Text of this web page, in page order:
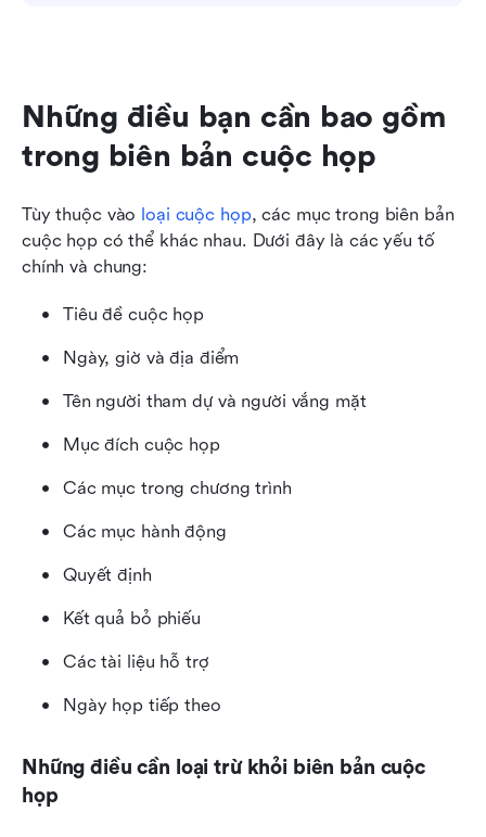
Những điều bạn cần bao gồm
trong biên bản cuộc họp
Tùy thuộc vào loại cuộc họp, các mục trong biên bản
cuộc họp có thể khác nhau. Dưới đây là các yếu tố
chính và chung:
Tiêu đề cuộc họp
Ngày, giờ và địa điểm
Tên người tham dự và người vắng mặt
Mục đích cuộc họp
Các mục trong chương trình
Các mục hành động
Quyết định
Kết quả bỏ phiếu
Các tài liệu hỗ trợ
Ngày họp tiếp theo
Những điều cần loại trừ khỏi biên bản cuộc
họp